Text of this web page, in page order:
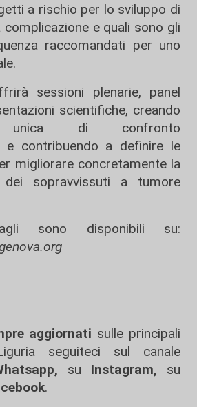
a rischio per lo sviluppo di
e quali sono gli
raccomandati per uno
sessioni plenarie, panel
scientifiche, creando
unica di confronto
e contribuendo a definire le
migliorare concretamente la
sopravvissuti a tumore
sono disponibili su:
aggiornati sulle principali
seguiteci sul canale
su Instagram, su
.